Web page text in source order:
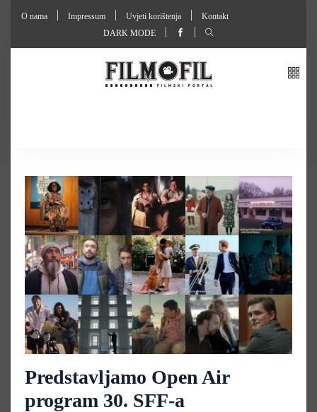
O nama Impressum Uvjeti korištenja
Kontakt
DARK MODE
Predstavljamo Open Air
program 30. SFF-a